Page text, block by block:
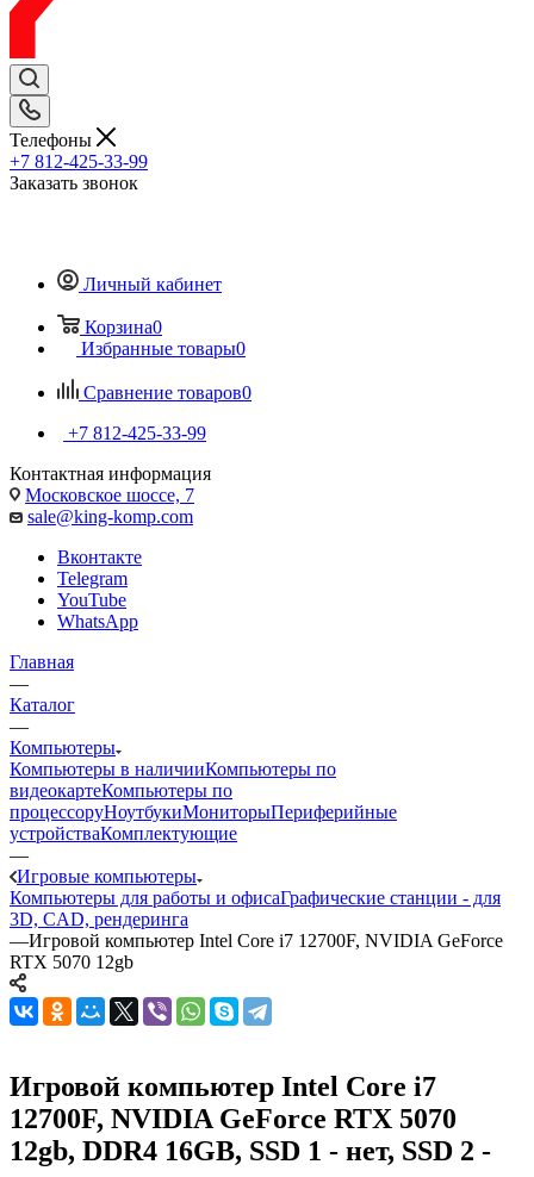
Телефоны
+7 812-425-33-99
Заказать звонок
Личный кабинет
Корзина0
Избранные товары0
Сравнение товаров0
+7 812-425-33-99
Контактная информация
Московское шоссе, 7
sale@king-komp.com
Вконтакте
Telegram
YouTube
WhatsApp
Главная
—
Каталог
—
Компьютеры
Компьютеры в наличииКомпьютеры по
видеокартеКомпьютеры по
процессоруНоутбукиМониторыПериферийные
устройстваКомплектующие
—
Игровые компьютеры
Компьютеры для работы и офисаГрафические станции - для
3D, CAD, рендеринга
—Игровой компьютер Intel Core i7 12700F, NVIDIA GeForce
RTX 5070 12gb
Игровой компьютер Intel Core i7
12700F, NVIDIA GeForce RTX 5070
12gb, DDR4 16GB, SSD 1 - нет, SSD 2 -